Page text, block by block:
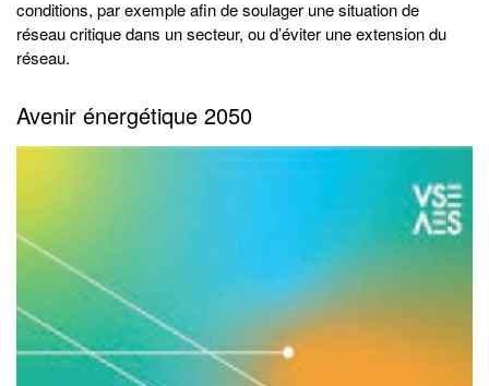
conditions, par exemple afin de soulager une situation de
réseau critique dans un secteur, ou d’éviter une extension du
réseau.
Avenir énergétique 2050